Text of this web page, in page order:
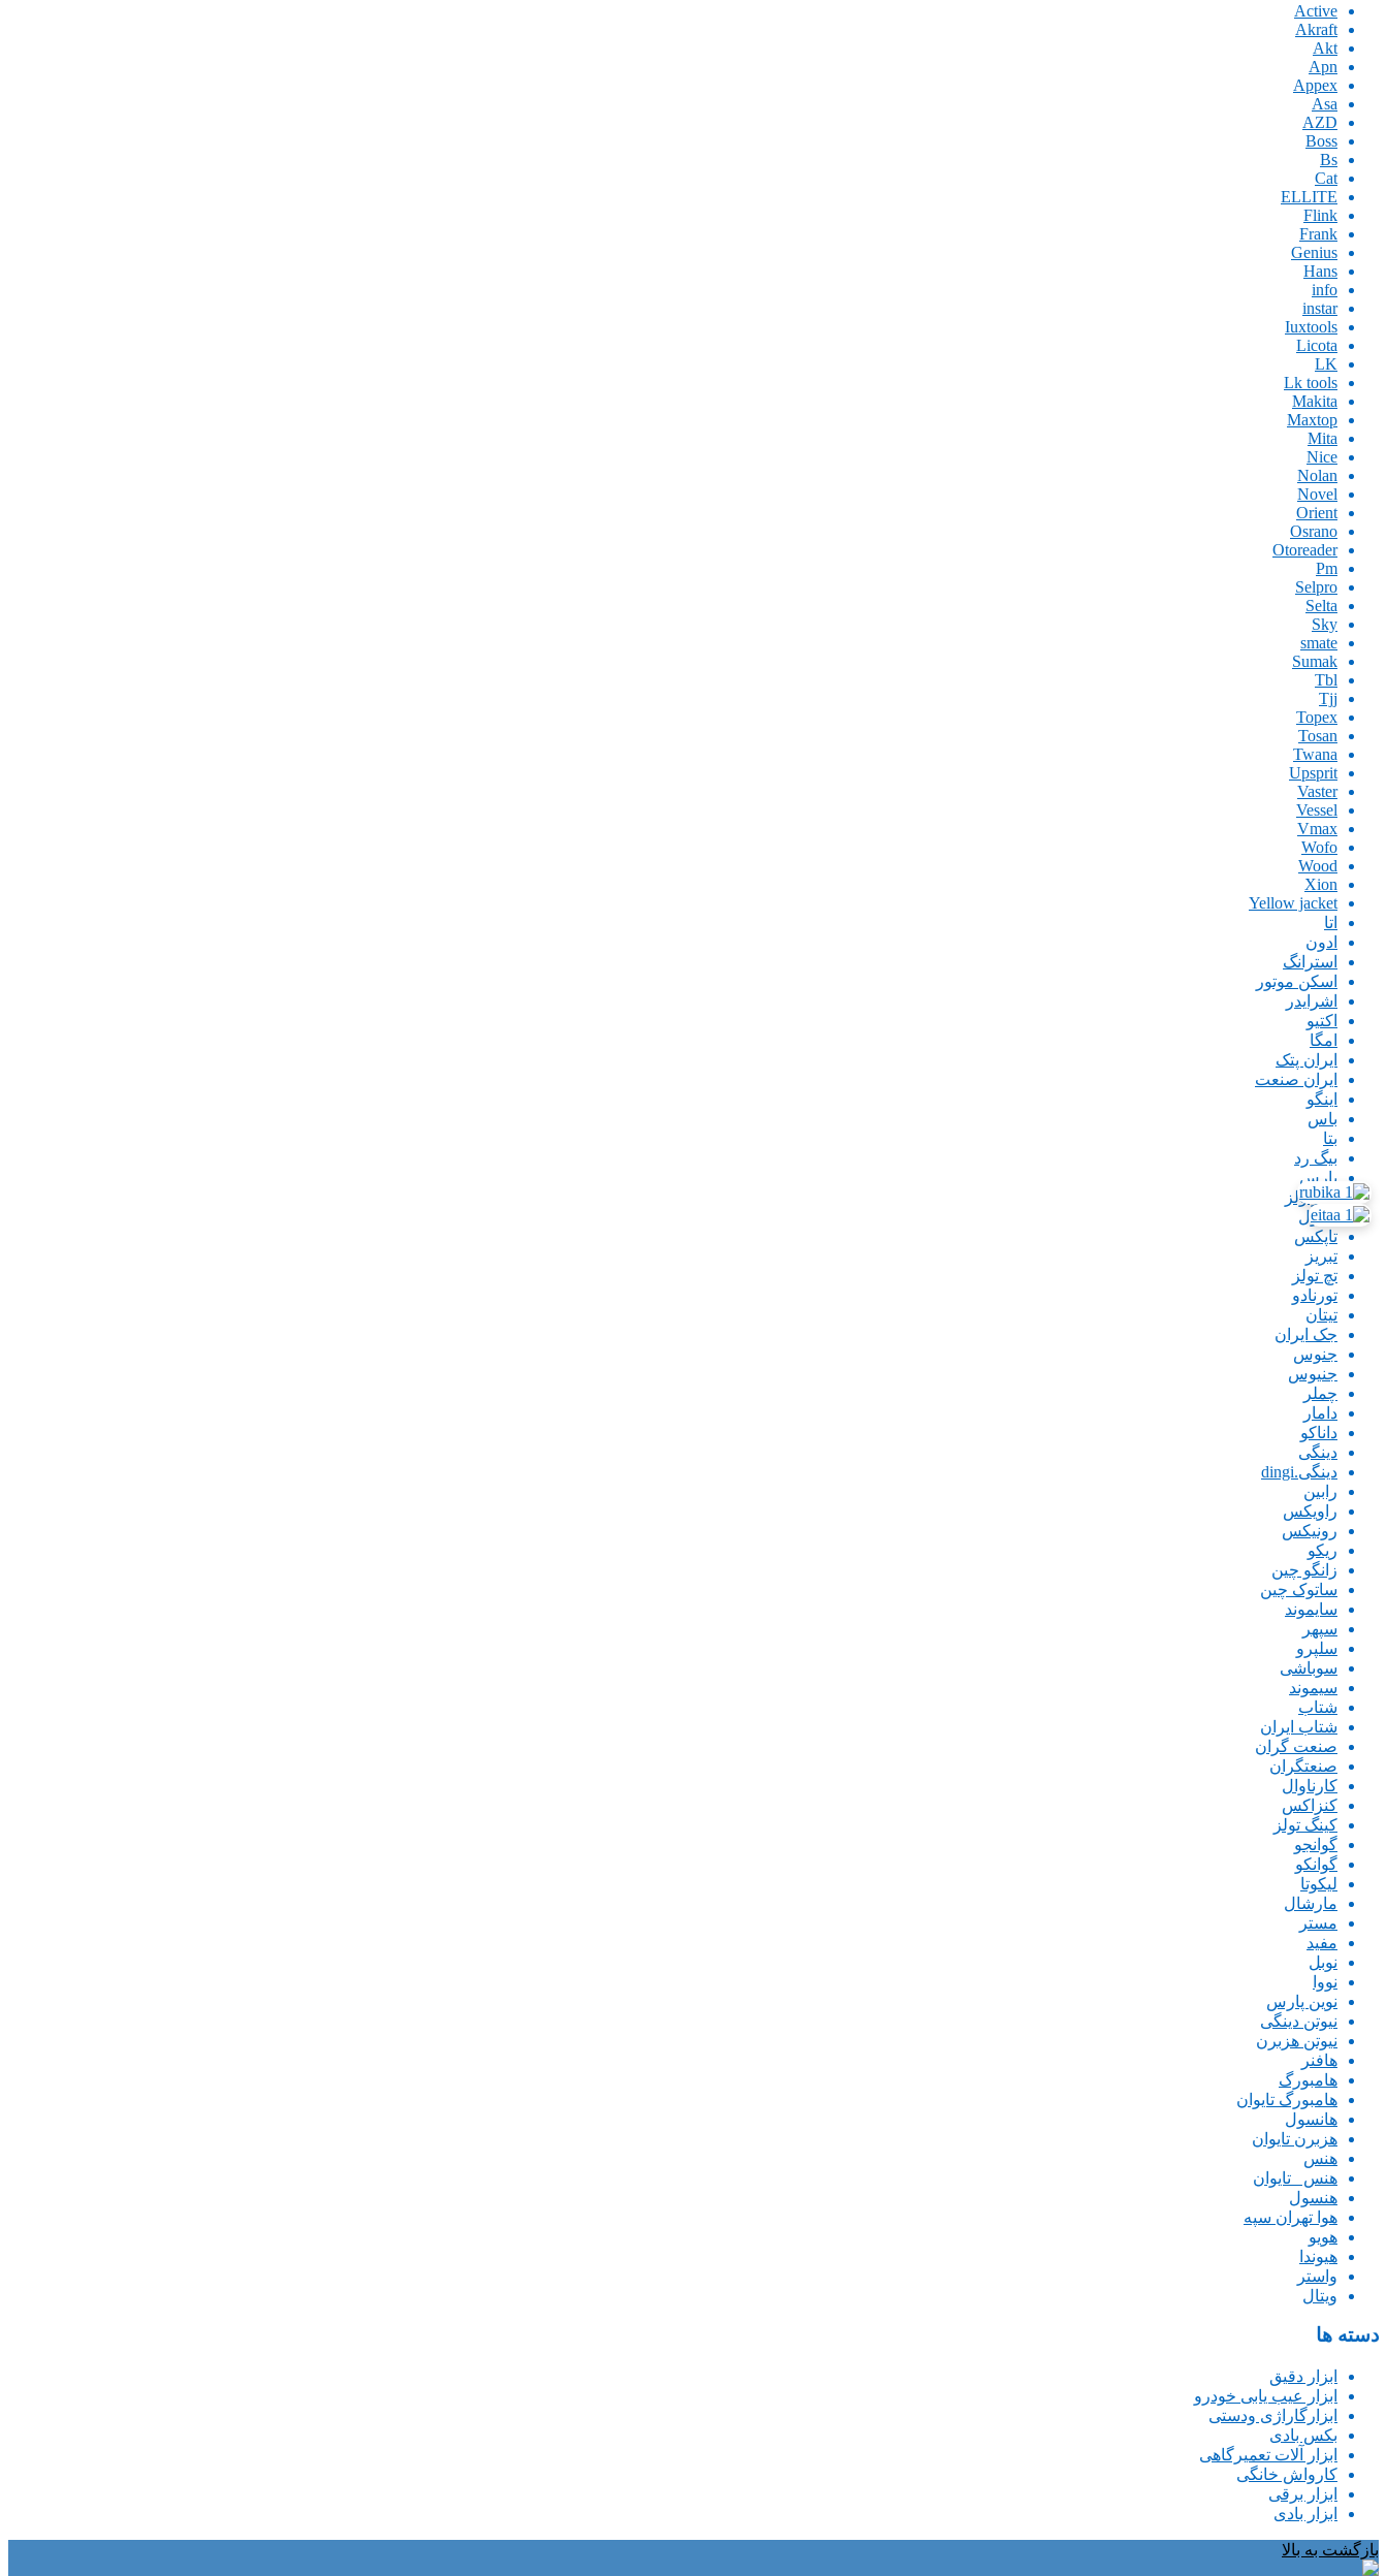
Active
Akraft
Akt
Apn
Appex
Asa
AZD
Boss
Bs
Cat
ELLITE
Flink
Frank
Genius
Hans
info
instar
Iuxtools
Licota
LK
Lk tools
Makita
Maxtop
Mita
Nice
Nolan
Novel
Orient
Osrano
Otoreader
Pm
Selpro
Selta
Sky
smate
Sumak
Tbl
Tjj
Topex
Tosan
Twana
Upsprit
Vaster
Vessel
Vmax
Wofo
Wood
Xion
Yellow jacket
اتا
ادون
استرانگ
اسکن موتور
اشرایدر
اکتیو
امگا
ایران پتک
ایران صنعت
اینگو
باس
بتا
بیگ رد
پارس
پاورتولز
تاپتول
تاپکس
تبریز
تچ تولز
تورنادو
تیتان
جک ایران
جنوس
جنیوس
چملر
دامار
داناکو
دینگی
دینگی.dingi
رابین
راویکس
رونیکس
ریکو
زانگو چین
ساتوک چین
سایموند
سپهر
سلپرو
سوباشی
سیموند
شتاب
شتاب ایران
صنعت گران
صنعتگران
کارناوال
کنزاکس
کینگ تولز
گوانجو
گوانکو
لیکوتا
مارشال
مستر
مفید
نوبل
نووا
نوین پارس
نیوتن دینگی
نیوتن هزبرن
هافنر
هامبورگ
هامبورگ تایوان
هانسول
هزبرن تایوان
هنس
هنس _تایوان
هنسول
هوا تهران سپه
هویو
هیوندا
واستر
ویتال
دسته ها
ابزار دقیق
ابزار عیب یابی خودرو
ابزارگاراژی ودستی
بکس بادی
ابزار آلات تعمیرگاهی
کارواش خانگی
ابزار برقی
ابزار بادی
بازگشت به بالا